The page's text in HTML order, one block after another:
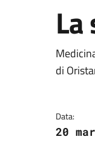
di
Data:
20